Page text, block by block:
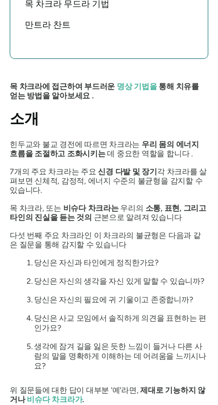
목 차크라 무드라 기법
만트라 찬트
목 차크라에 접근하여 부드러운 명상 기법을통해 치유를
얻는 방법을 알아보세요 .
소개
힌두교와 불교 경전에 따르면 차크라는 우리 몸의 에너지
흐름을 조절하고 조화시키는데 중요한 역할을 합니다 .
7개의 주요 차크라는 주요신경 다발 및 장기각 차크라를 살
펴보면 신체적, 감정적, 에너지 수준의 불균형을 감지할 수
있습니다.
목 차크라, 또는 비슈다 차크라는우리의 소통, 표현, 그리고
타인의 진실을 듣는 것의 근본으로 알려져 있습니다
다섯 번째 주요 차크라인 이 차크라의 불균형은 다음과 같
은 질문을 통해 감지할 수 있습니다
당신은 자신과 타인에게 정직한가요?
당신은 자신의 생각을 자신 있게 말할 수 있습니까?
당신은 자신의 필요에 귀 기울이고 존중합니까?
당신은 사교 모임에서 솔직하게 의견을 표현하는 편
인가요?
생각에 잠겨 길을 잃은 듯한 느낌이 들거나 다른 사
람의 말을 명확하게 이해하는 데 어려움을 느끼시나
요?
위 질문들에 대한 답이 대부분 '예'라면,제대로 기능하지 않
거나비슈다 차크라가.